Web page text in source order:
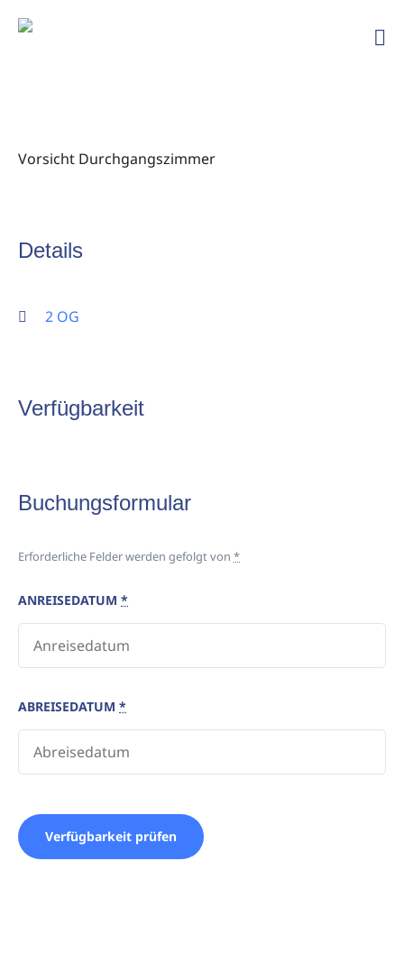
Vorsicht Durchgangszimmer
Details
2 OG
Verfügbarkeit
Buchungsformular
Erforderliche Felder werden gefolgt von *
ANREISEDATUM *
ABREISEDATUM *